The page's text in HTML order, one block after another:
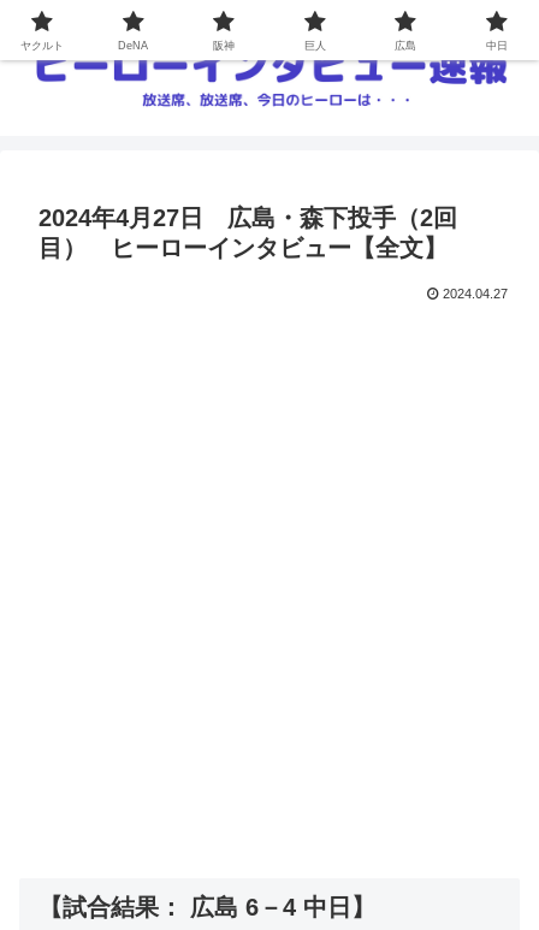
2024年4月27日 広島・森下投手（2回
目） ヒーローインタビュー【全文】
2024.04.27
【試合結果： 広島 6－4 中日】
ヤクルト DeNA 阪神 巨人 広島 中日